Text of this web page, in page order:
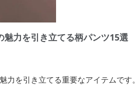
力を引き立てる柄パンツ15選
力を引き立てる重要なアイテムです